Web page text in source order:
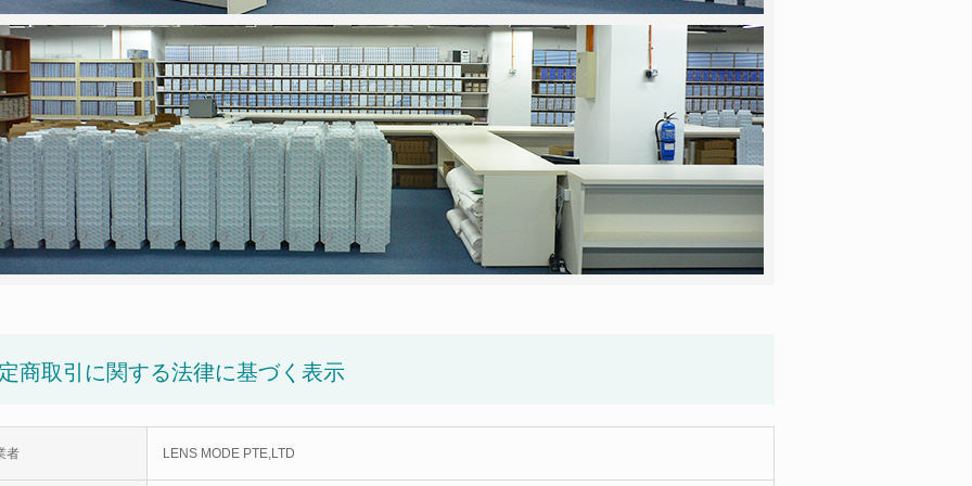
商取引に関する法律に基づく表示
者 LENS MODE PTE,LTD